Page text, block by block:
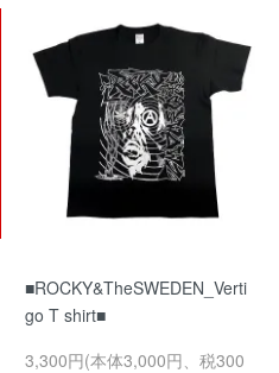
■ROCKY&TheSWEDEN_Verti
go T shirt■
3,300円(本体3,000円、税300